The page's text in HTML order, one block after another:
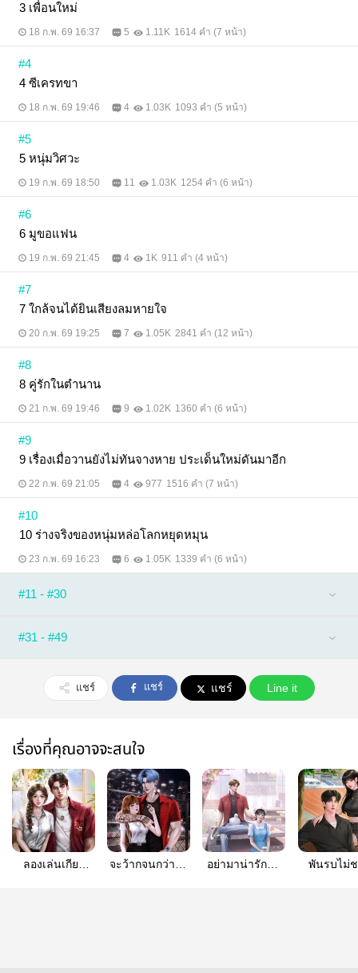
3 เพื่อนใหม่
18 ก.พ. 69 16:37 5 1.11K 1614 คำ (7 หน้า)
#4
4 ซีเครทขา
18 ก.พ. 69 19:46 4 1.03K 1093 คำ (5 หน้า)
#5
5 หนุ่มวิศวะ
19 ก.พ. 69 18:50 11 1.03K 1254 คำ (6 หน้า)
#6
6 มูขอแฟน
19 ก.พ. 69 21:45 4 1K 911 คำ (4 หน้า)
#7
7 ใกล้จนได้ยินเสียงลมหายใจ
20 ก.พ. 69 19:25 7 1.05K 2841 คำ (12 หน้า)
#8
8 คู่รักในตำนาน
21 ก.พ. 69 19:46 9 1.02K 1360 คำ (6 หน้า)
#9
9 เรื่องเมื่อวานยังไม่ทันจางหาย ประเด็นใหม่ดันมาอีก
22 ก.พ. 69 21:05 4 977 1516 คำ (7 หน้า)
#10
10 ร่างจริงของหนุ่มหล่อโลกหยุดหมุน
23 ก.พ. 69 16:23 6 1.05K 1339 คำ (6 หน้า)
#11 - #30
#31 - #49
แชร์ แชร์ แชร์ Line it
เรื่องที่คุณอาจจะสนใจ
ลองเล่นเกียร์
จะว้ากจนกว่าจะ
อย่ามาน่ารักนะ
พันรบไม่